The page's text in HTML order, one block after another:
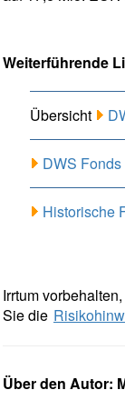
Weiterführende
Übersicht
DWS
Historische
Irrtum
Sie die
Über den Autor: